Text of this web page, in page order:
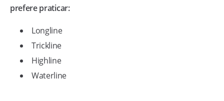
prefere praticar:
Longline
Trickline
Highline
Waterline